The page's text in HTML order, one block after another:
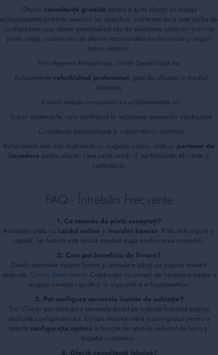
Oferim consultanță gratuită pentru a ajuta clienții să aleagă
echipamentele potrivite nevoilor lor specifice. Indiferent dacă este vorba de
configurarea unui server personalizat sau de selectarea soluțiilor potrivite
pentru rețea, suntem aici să oferim recomandări profesioniste și suport
tehnic dedicat.
Prin alegerea Rehardware, clienții beneficiază de:
• Echipamente refurbished profesional, gata de utilizare în mediul
business
• Costuri reduse comparativ cu echipamentele noi
• Soluții sustenabile, care contribuie la reducerea deșeurilor electronice
• Consultanță personalizată și suport tehnic continuu
Rehardware este mai mult decât un magazin online - este un partener de
încredere pentru afaceri care caută soluții IT performante, eficiente și
sustenabile.
FAQ - Întrebări Frecvente
1. Ce metode de plată acceptați?
Acceptăm plata cu cardul online și transfer bancar . Plata este sigură și
rapidă, iar factura este emisă imediat după confirmarea comenzii.
2. Cum pot beneficia de livrare?
Detalii complete despre livrare și ambalare găsiți pe pagina noastră
dedicată: Livrare Rehardware. Colaborăm cu curieri de încredere pentru a
asigura livrarea rapidă și în siguranță a echipamentelor.
3. Pot configura serverele înainte de achiziție?
Da! Clienții pot configura serverele direct pe website folosind pagina
dedicată configuratorului. Echipa noastră oferă suport gratuit pentru a
selecta configurația optimă în funcție de nevoile, volumul de lucru și
bugetul companiei.
4. Oferiți consultanță tehnică?